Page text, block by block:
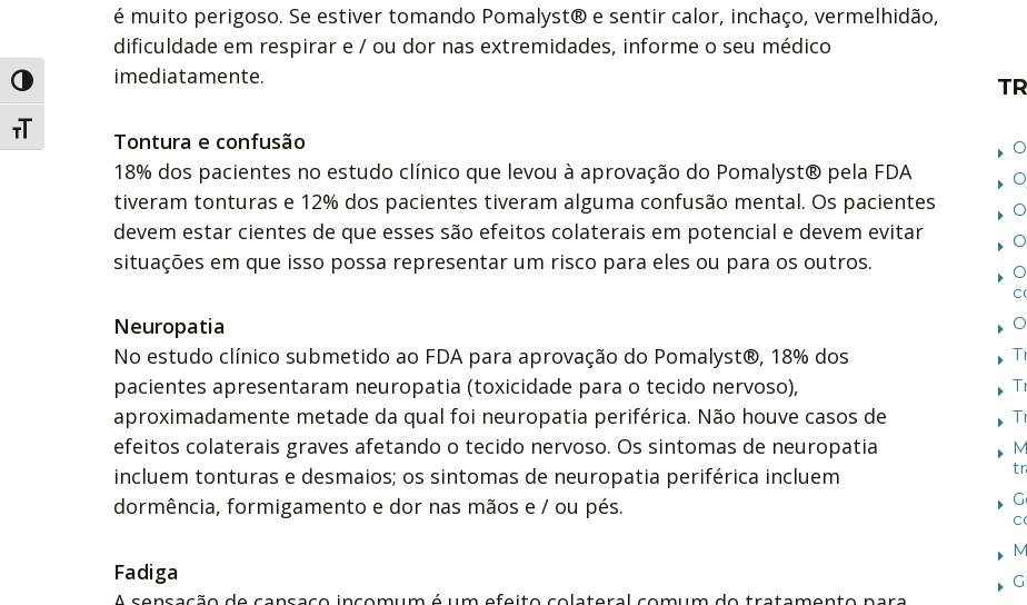
Alternar alto contraste
Alternar tamanho da fonte
é muito perigoso. Se estiver tomando Pomalyst® e sentir calor, inchaço, vermelhidão,
dificuldade em respirar e / ou dor nas extremidades, informe o seu médico
imediatamente.
Tontura e confusão
18% dos pacientes no estudo clínico que levou à aprovação do Pomalyst® pela FDA
tiveram tonturas e 12% dos pacientes tiveram alguma confusão mental. Os pacientes
devem estar cientes de que esses são efeitos colaterais em potencial e devem evitar
situações em que isso possa representar um risco para eles ou para os outros.
Neuropatia
No estudo clínico submetido ao FDA para aprovação do Pomalyst®, 18% dos
pacientes apresentaram neuropatia (toxicidade para o tecido nervoso),
aproximadamente metade da qual foi neuropatia periférica. Não houve casos de
efeitos colaterais graves afetando o tecido nervoso. Os sintomas de neuropatia
incluem tonturas e desmaios; os sintomas de neuropatia periférica incluem
dormência, formigamento e dor nas mãos e / ou pés.
Fadiga